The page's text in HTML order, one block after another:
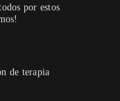
por estos
de terapia